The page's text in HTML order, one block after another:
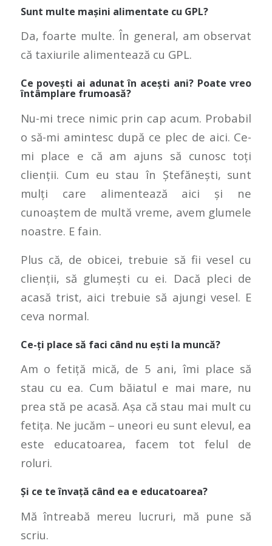
Sunt multe mașini alimentate cu GPL?
Da, foarte multe. În general, am observat
că taxiurile alimentează cu GPL.
Ce povești ai adunat în acești ani? Poate vreo
întâmplare frumoasă?
Nu-mi trece nimic prin cap acum. Probabil
o să-mi amintesc după ce plec de aici. Ce-
mi place e că am ajuns să cunosc toți
clienții. Cum eu stau în Ștefănești, sunt
mulți care alimentează aici și ne
cunoaștem de multă vreme, avem glumele
noastre. E fain.
Plus că, de obicei, trebuie să fii vesel cu
clienții, să glumești cu ei. Dacă pleci de
acasă trist, aici trebuie să ajungi vesel. E
ceva normal.
Ce-ți place să faci când nu ești la muncă?
Am o fetiță mică, de 5 ani, îmi place să
stau cu ea. Cum băiatul e mai mare, nu
prea stă pe acasă. Așa că stau mai mult cu
fetița. Ne jucăm – uneori eu sunt elevul, ea
este educatoarea, facem tot felul de
roluri.
Și ce te învață când ea e educatoarea?
Mă întreabă mereu lucruri, mă pune să
scriu.